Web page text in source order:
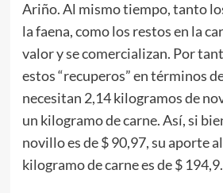
Ariño. Al mismo tiempo, tanto
la faena, como los restos en la
valor y se comercializan. Por
estos “recuperos” en términos
necesitan 2,14 kilogramos de
un kilogramo de carne. Así, si
novillo es de $ 90,97, su aporte
kilogramo de carne es de $ 194,9.